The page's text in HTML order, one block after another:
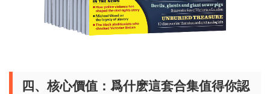
四、核心價值：爲什麽這套合集值得你認